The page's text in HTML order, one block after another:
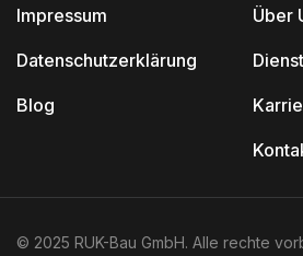
Impressum
Datenschutzerklärung
Blog
Über
© 2025 RUK-Bau GmbH. Alle rechte